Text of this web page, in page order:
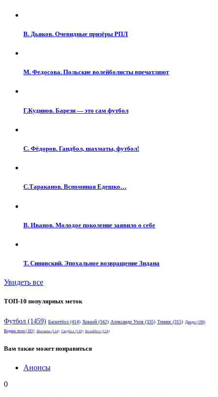
В. Дьяков. Очевидные призёры РПЛ
М. Федосова. Польские волейболисты впечатляют
Г.Кудинов. Барези — это сам футбол
С. Фёдоров. Гандбол, шахматы, футбол!
С.Тараканов. Вспоминая Едешко…
В. Иванов. Молодое поколение заявило о себе
Т. Синявский. Эпохальное возвращение Зидана
Увидеть все
ТОП-10 популярных меток
Футбол (1459) Баскетбол (414) Хоккей (342) Александр Ухов (335) Теннис (315) Дзюдо (190)
Водное поло (181) Шахматы (134) Гандбол (130) Волейбол (124)
Вам также может понравиться
Анонсы
0